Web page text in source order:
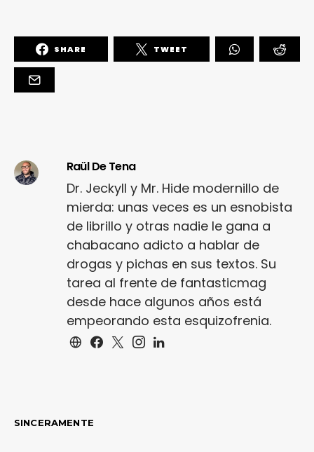
SHARE TWEET
Raül De Tena
Dr. Jeckyll y Mr. Hide modernillo de
mierda: unas veces es un esnobista
de librillo y otras nadie le gana a
chabacano adicto a hablar de
drogas y pichas en sus textos. Su
tarea al frente de fantasticmag
desde hace algunos años está
empeorando esta esquizofrenia.
SINCERAMENTE